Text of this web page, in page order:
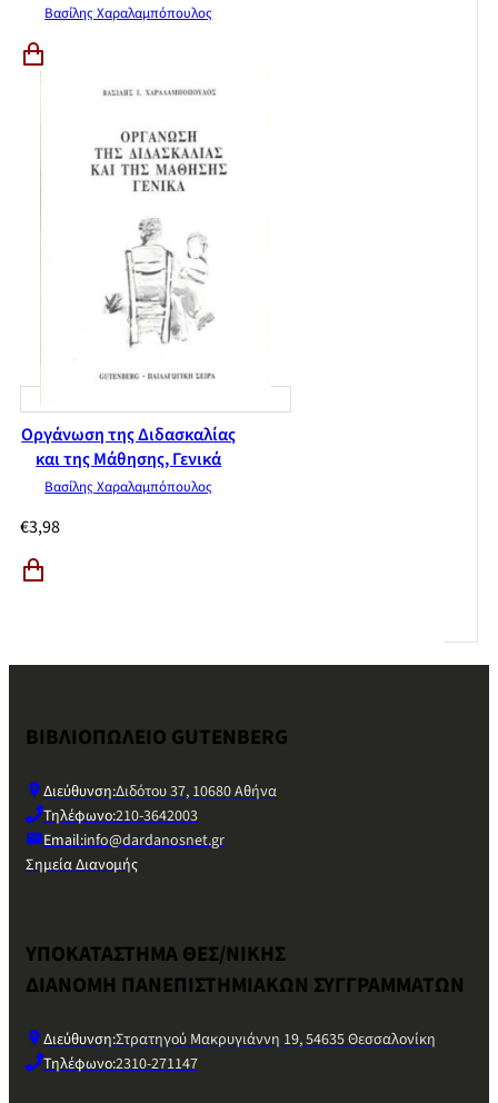
Βασίλης Χαραλαμπόπουλος
Οργάνωση της Διδασκαλίας
και της Μάθησης, Γενικά
Βασίλης Χαραλαμπόπουλος
€3,98
ΒΙΒΛΙΟΠΩΛΕΙΟ GUTENBERG
Διεύθυνση:Διδότου 37, 10680 Αθήνα
Τηλέφωνο:210-3642003
Email:info@dardanosnet.gr
Σημεία Διανομής
ΥΠΟΚΑΤΑΣΤΗΜΑ ΘΕΣ/ΝΙΚΗΣ
ΔΙΑΝΟΜΗ ΠΑΝΕΠΙΣΤΗΜΙΑΚΩΝ ΣΥΓΓΡΑΜΜΑΤΩΝ
Διεύθυνση:Στρατηγού Μακρυγιάννη 19, 54635 Θεσσαλονίκη
Τηλέφωνο:2310-271147